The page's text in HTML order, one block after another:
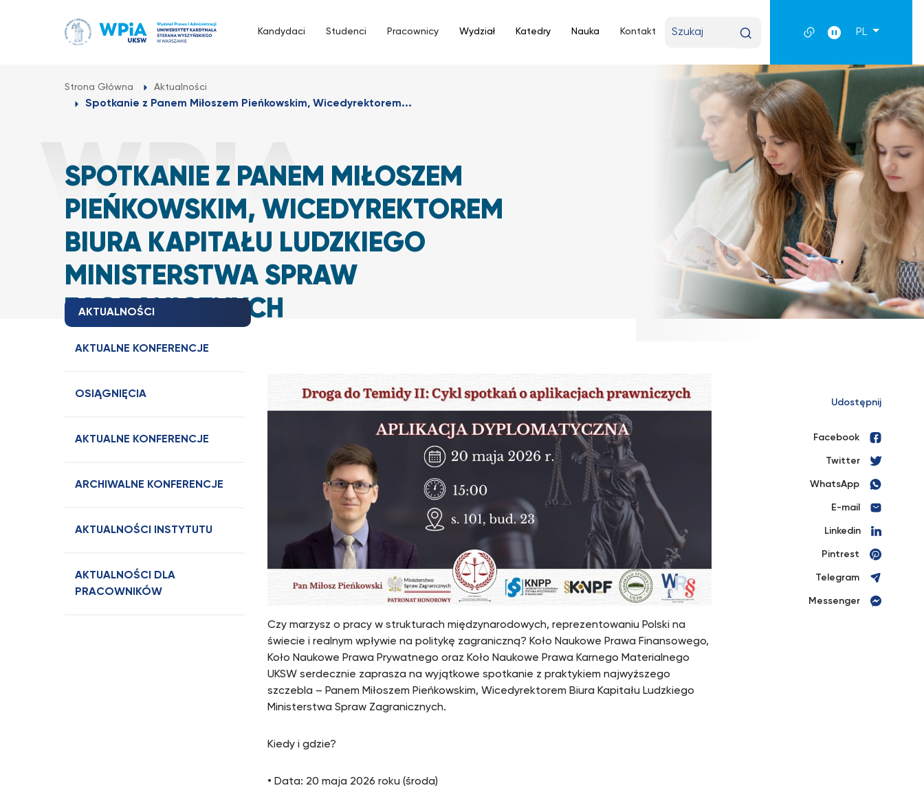
Kandydaci Studenci Pracownicy Wydział Katedry Nauka Kontakt
wyszukiwaną
PL
Strona Główna Aktualności
Spotkanie z Panem Miłoszem Pieńkowskim, Wicedyrektorem...
SPOTKANIE Z PANEM MIŁOSZEM
PIEŃKOWSKIM, WICEDYREKTOREM
BIURA KAPITAŁU LUDZKIEGO
MINISTERSTWA SPRAW
ZAGRANICZNYCH
AKTUALNOŚCI
AKTUALNE KONFERENCJE
OSIĄGNIĘCIA
AKTUALNE KONFERENCJE
ARCHIWALNE KONFERENCJE
AKTUALNOŚCI INSTYTUTU
AKTUALNOŚCI DLA
PRACOWNIKÓW
Czy marzysz o pracy w strukturach międzynarodowych, reprezentowaniu Polski na
świecie i realnym wpływie na politykę zagraniczną? Koło Naukowe Prawa Finansowego,
Koło Naukowe Prawa Prywatnego oraz Koło Naukowe Prawa Karnego Materialnego
UKSW serdecznie zaprasza na wyjątkowe spotkanie z praktykiem najwyższego
szczebla – Panem Miłoszem Pieńkowskim, Wicedyrektorem Biura Kapitału Ludzkiego
Ministerstwa Spraw Zagranicznych.
Kiedy i gdzie?
• Data: 20 maja 2026 roku (środa)
Udostępnij
Facebook
Twitter
WhatsApp
E-mail
Linkedin
Pintrest
Telegram
Messenger